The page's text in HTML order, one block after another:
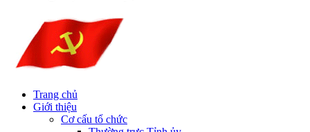
Trang chủ
Giới thiệu
Cơ cấu tổ chức